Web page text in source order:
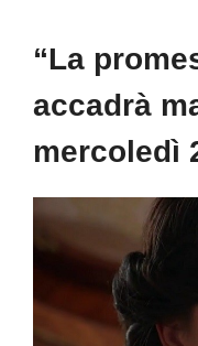
“La
accadrà
mercoledì